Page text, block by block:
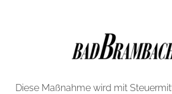
Diese Maßnahme wird mit